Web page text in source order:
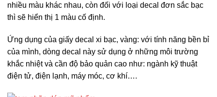
nhiều màu khác nhau, còn đối với loại decal đơn sắc bạc
thì sẽ hiển thị 1 màu cố định.
Ứng dụng của giấy decal xi bạc, vàng: với tính năng bền bỉ
của mình, dòng decal này sử dụng ở những môi trường
khắc nhiệt và cần độ bảo quản cao như: ngành kỹ thuật
điện tử, điện lạnh, máy móc, cơ khí….